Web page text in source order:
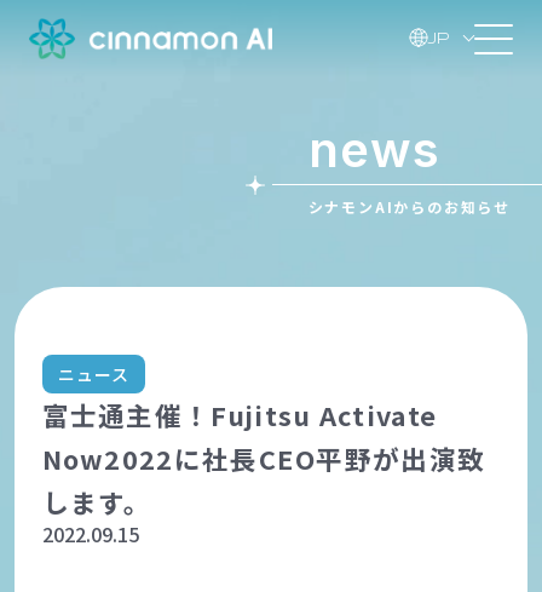
JP
news
シナモンAIからのお知らせ
ニュース
富士通主催！Fujitsu Activate
Now2022に社長CEO平野が出演致
します。
2022.09.15